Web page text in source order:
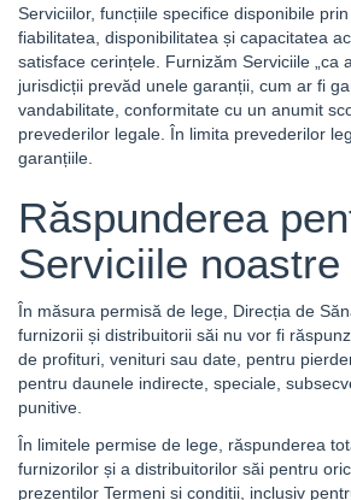
Serviciilor, funcțiile specifice disponibile
fiabilitatea, disponibilitatea și capacitatea
satisface cerințele. Furnizăm Serviciile „ca
jurisdicții prevăd unele garanții, cum ar fi
vandabilitate, conformitate cu un anumit
prevederilor legale. În limita prevederilor
garanțiile.
Răspunderea
Serviciile noastre
În măsura permisă de lege, Direcția de
furnizorii și distribuitorii săi nu vor fi
de profituri, venituri sau date, pentru
pentru daunele indirecte, speciale,
punitive.
În limitele permise de lege, răspunderea
furnizorilor și a distribuitorilor săi pentru
prezenților Termeni și condiții, inclusiv